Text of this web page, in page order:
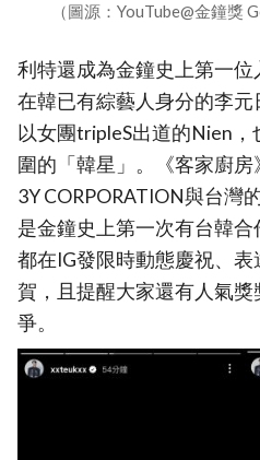
（圖源：YouTube@金鐘獎
利特還成為金鐘史上第一位
在韓已有綜藝人身分的李
以女團tripleS出道的Nien，
圍的「韓星」。《客家廚
3Y CORPORATION與台灣
是金鐘史上第一次有台韓
都在IG發限時動態慶祝、
賀，且提醒大家還有人氣
爭。